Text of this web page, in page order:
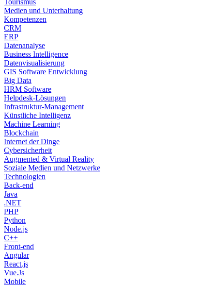
Tourismus
Medien und Unterhaltung
Kompetenzen
CRM
ERP
Datenanalyse
Business Intelligence
Datenvisualisierung
GIS Software Entwicklung
Big Data
HRM Software
Helpdesk-Lösungen
Infrastruktur-Management
Künstliche Intelligenz
Machine Learning
Blockchain
Internet der Dinge
Cybersicherheit
Augmented & Virtual Reality
Soziale Medien und Netzwerke
Technologien
Back-end
Java
.NET
PHP
Python
Node.js
C++
Front-end
Angular
React.js
Vue.Js
Mobile